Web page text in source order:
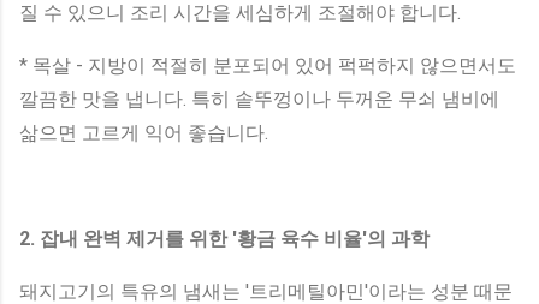
질 수 있으니 조리 시간을 세심하게 조절해야 합니다.
* 목살 - 지방이 적절히 분포되어 있어 퍽퍽하지 않으면서도
깔끔한 맛을 냅니다. 특히 솥뚜껑이나 두꺼운 무쇠 냄비에
삶으면 고르게 익어 좋습니다.
2. 잡내 완벽 제거를 위한 '황금 육수 비율'의 과학
돼지고기의 특유의 냄새는 '트리메틸아민'이라는 성분 때문